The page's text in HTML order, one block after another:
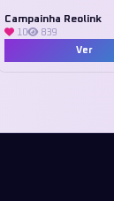
Campainha Reolink
10
839
Ver